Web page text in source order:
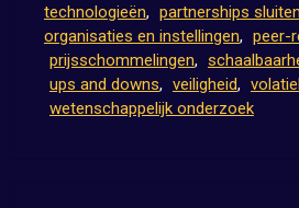
technologieën, partnerships
organisaties en instellingen, peer-
prijsschommelingen,
ups and downs, veiligheid,
wetenschappelijk onderzoek